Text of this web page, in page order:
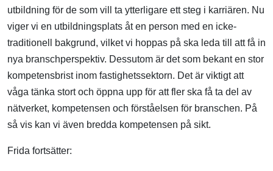
utbildning för de som vill ta ytterligare ett steg i karriären. Nu
viger vi en utbildningsplats åt en person med en icke-
traditionell bakgrund, vilket vi hoppas på ska leda till att få in
nya branschperspektiv. Dessutom är det som bekant en stor
kompetensbrist inom fastighetssektorn. Det är viktigt att
våga tänka stort och öppna upp för att fler ska få ta del av
nätverket, kompetensen och förståelsen för branschen. På
så vis kan vi även bredda kompetensen på sikt.
Frida fortsätter: